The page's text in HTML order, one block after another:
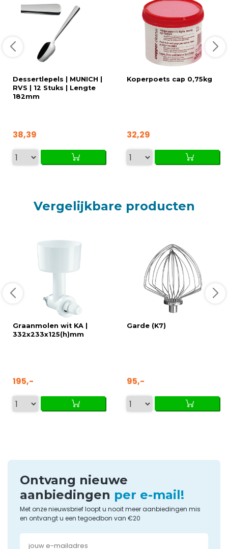
Dessertlepels | MUNICH |
RVS | 12 Stuks | Lengte
182mm
38,39
Koperpoets cap 0,75kg
32,29
Vergelijkbare producten
Graanmolen wit KA |
332x233x125(h)mm
195,-
Garde (K7)
95,-
Ontvang nieuwe
aanbiedingen per e-mail!
Met onze nieuwsbrief loopt u nooit meer aanbiedingen mis
en ontvangt u een tegoedbon van €20